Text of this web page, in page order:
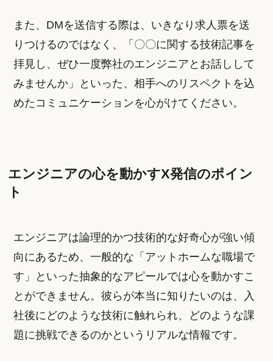
また、DMを送信する際は、いきなり求人票を送
りつけるのではなく、「〇〇に関する技術記事を
拝見し、ぜひ一度弊社のエンジニアとお話しして
みませんか」といった、相手へのリスペクトを込
めたコミュニケーションを心がけてください。
エンジニアの心を動かすX発信のポイン
ト
エンジニアは論理的かつ技術的な好奇心が強い傾
向にあるため、一般的な「アットホームな職場で
す」といった抽象的なアピールでは心を動かすこ
とができません。彼らが本当に知りたいのは、入
社後にどのような技術に触れられ、どのような課
題に挑戦できるのかというリアルな情報です。